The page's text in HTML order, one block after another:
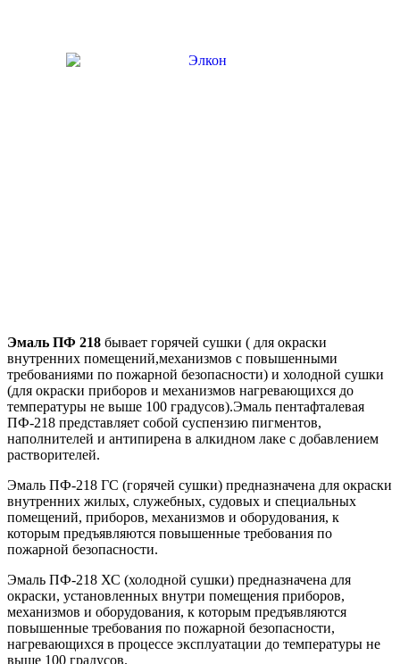
Эмаль ПФ 218 бывает горячей сушки ( для окраски
внутренних помещений,механизмов с повышенными
требованиями по пожарной безопасности) и холодной сушки
(для окраски приборов и механизмов нагревающихся до
температуры не выше 100 градусов).Эмаль пентафталевая
ПФ-218 представляет собой суспензию пигментов,
наполнителей и антипирена в алкидном лаке с добавлением
растворителей.
Эмаль ПФ-218 ГС (горячей сушки) предназначена для окраски
внутренних жилых, служебных, судовых и специальных
помещений, приборов, механизмов и оборудования, к
которым предъявляются повышенные требования по
пожарной безопасности.
Эмаль ПФ-218 ХС (холодной сушки) предназначена для
окраски, установленных внутри помещения приборов,
механизмов и оборудования, к которым предъявляются
повышенные требования по пожарной безопасности,
нагревающихся в процессе эксплуатации до температуры не
выше 100 градусов.